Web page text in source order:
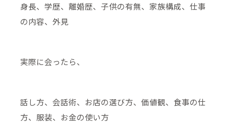
身長、学歴、離婚歴、子供の有無、家族構成、仕事
の内容、外見
実際に会ったら、
話し方、会話術、お店の選び方、価値観、食事の仕
方、服装、お金の使い方